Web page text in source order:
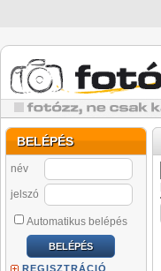
BELÉPÉS
név
jelszó
Automatikus belépés
REGISZTRÁCIÓ